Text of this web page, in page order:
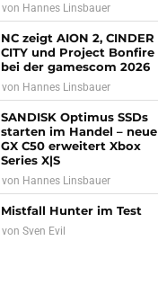
von Hannes Linsbauer
NC zeigt AION 2, CINDER
CITY und Project Bonfire
bei der gamescom 2026
von Hannes Linsbauer
SANDISK Optimus SSDs
starten im Handel – neue
GX C50 erweitert Xbox
Series X|S
von Hannes Linsbauer
Mistfall Hunter im Test
vonSven Evil